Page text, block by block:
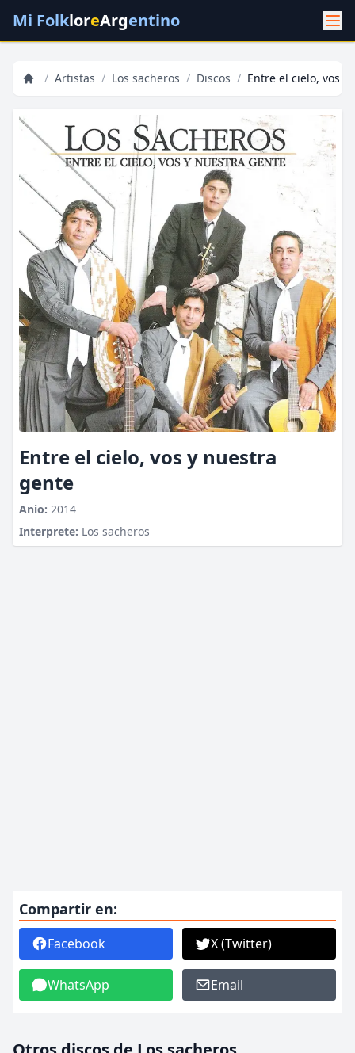
Mi FolkloreArgentino
/ Artistas / Los sacheros / Discos /
Entre el cielo, vos y nuestra
gente
Anio: 2014
Interprete: Los sacheros
Compartir en:
Facebook X (Twitter)
WhatsApp Email